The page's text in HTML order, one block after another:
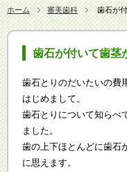
ホーム 審美歯科 歯石が
歯石が付いて歯茎
歯石とりのだいたいの費
はじめまして。
歯石とりについて知らべ
ました。
歯の上下ほとんどに歯石
に思えます。